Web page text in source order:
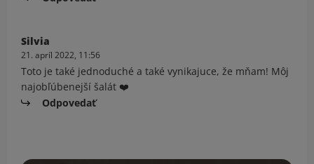
Silvia
21. apríl 2022, 11:56
Toto je také jednoduché a také vynikajuce, že mňam! Môj
najobľúbenejší šalát ❤️
Odpovedať